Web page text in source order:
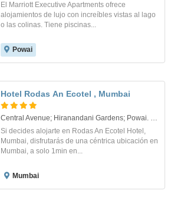
El Marriott Executive Apartments ofrece
alojamientos de lujo con increíbles vistas al lago
o las colinas. Tiene piscinas...
Powai
Hotel Rodas An Ecotel , Mumbai
Central Avenue; Hiranandani Gardens; Powai. Bombay
Si decides alojarte en Rodas An Ecotel Hotel,
Mumbai, disfrutarás de una céntrica ubicación en
Mumbai, a solo 1min en...
Mumbai